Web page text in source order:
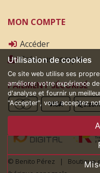
MON COMPTE
Accéder
Créer un compte
PAIEMENT SÉCURISÉ
© Benito Pérez | Boutique
Utilisation de cookies
Ce site web utilise ses
améliorer votre expérience
d'analyse et fournir un
"Accepter", vous acceptez